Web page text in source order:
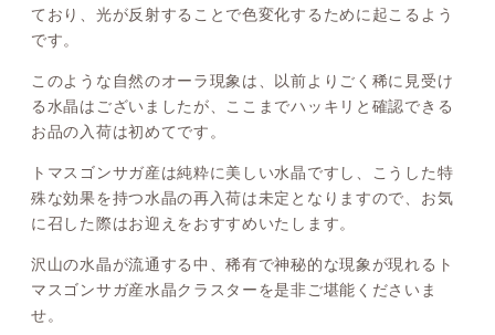
ており、光が反射することで色変化するために起こるよう
です。
このような自然のオーラ現象は、以前よりごく稀に見受け
る水晶はございましたが、ここまでハッキリと確認できる
お品の入荷は初めてです。
トマスゴンサガ産は純粋に美しい水晶ですし、こうした特
殊な効果を持つ水晶の再入荷は未定となりますので、お気
に召した際はお迎えをおすすめいたします。
沢山の水晶が流通する中、稀有で神秘的な現象が現れるト
マスゴンサガ産水晶クラスターを是非ご堪能くださいま
せ。